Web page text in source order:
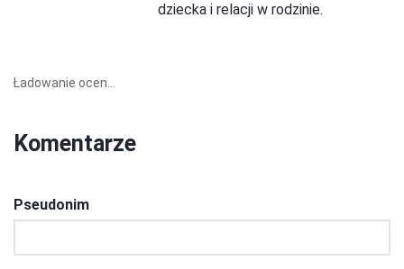
dziecka i relacji w rodzinie.
Ładowanie ocen...
Komentarze
Pseudonim